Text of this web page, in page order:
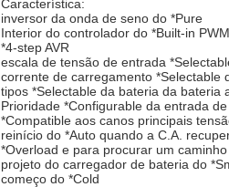
Característica:
inversor da onda de seno do *Pure
Interior do controlador do *Built-in PWM
*4-step AVR
escala de tensão de entrada
corrente de carregamento *Selectable
tipos *Selectable da bateria da bateria
Prioridade *Configurable da entrada
*Compatible aos canos principais
reinício do *Auto quando a C.A.
*Overload e para procurar um
projeto do carregador de bateria do
começo do *Cold